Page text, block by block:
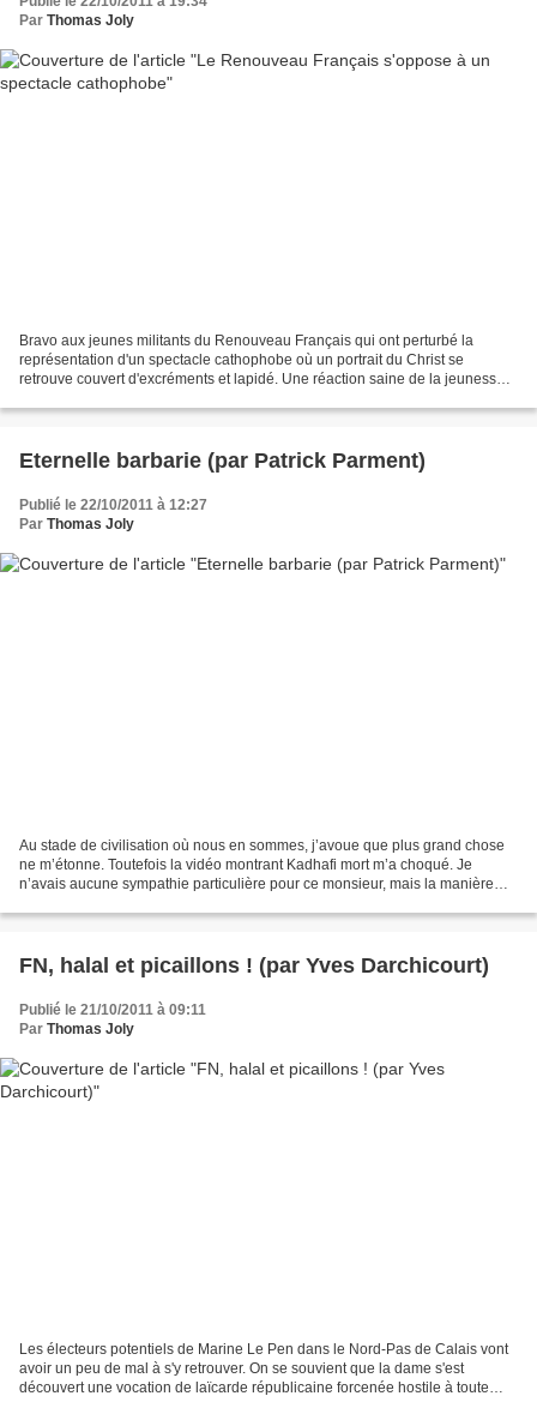
Par Thomas Joly
Bravo aux jeunes militants du Renouveau Français qui ont perturbé la
représentation d'un spectacle cathophobe où un portrait du Christ se
retrouve couvert d'excréments et lapidé. Une réaction saine de la jeunesse
Eternelle barbarie (par Patrick Parment)
Publié le 22/10/2011 à 12:27
Par Thomas Joly
Au stade de civilisation où nous en sommes, j’avoue que plus grand chose
ne m’étonne. Toutefois la vidéo montrant Kadhafi mort m’a choqué. Je
n’avais aucune sympathie particulière pour ce monsieur, mais la manière
FN, halal et picaillons ! (par Yves Darchicourt)
Publié le 21/10/2011 à 09:11
Par Thomas Joly
Les électeurs potentiels de Marine Le Pen dans le Nord-Pas de Calais vont
avoir un peu de mal à s'y retrouver. On se souvient que la dame s'est
découvert une vocation de laïcarde républicaine forcenée hostile à toute